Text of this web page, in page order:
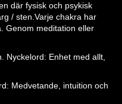
där fysisk och psykisk
/ sten.Varje chakra har
Genom meditation eller
Nyckelord: Enhet med allt,
Medvetande, intuition och